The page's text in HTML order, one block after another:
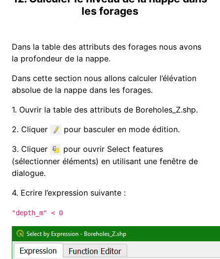
les forages
Dans la table des attributs des forages nous avons
la profondeur de la nappe.
Dans cette section nous allons calculer l’élévation
absolue de la nappe dans les forages.
1. Ouvrir la table des attributs de Boreholes_Z.shp.
2. Cliquer
pour basculer en mode édition.
3. Cliquer
pour ouvrir Select features
(sélectionner éléments) en utilisant une fenêtre de
dialogue.
4. Ecrire l’expression suivante :
"depth_m" < 0